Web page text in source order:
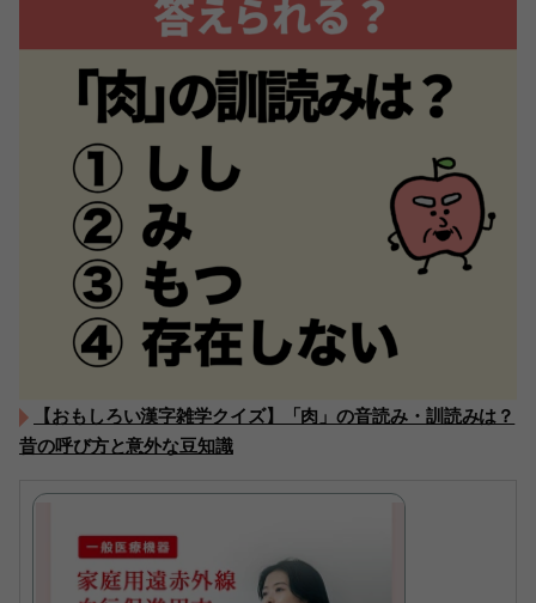
【おもしろい漢字雑学クイズ】「肉」の音読み・訓読みは？
昔の呼び方と意外な豆知識